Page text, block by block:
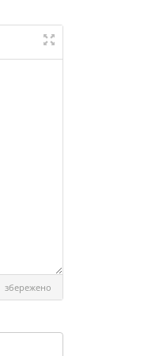
збережено